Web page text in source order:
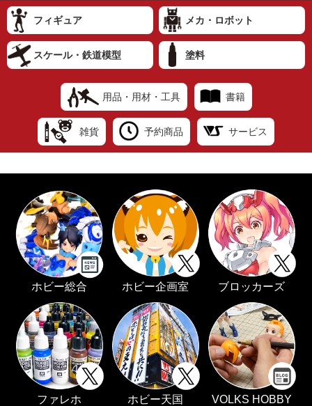
フィギュア メカ・ロボット
スケール・鉄道模型 塗料
用品・用材・工具 書籍
雑貨 予約商品 サービス
ホビー総合 ホビー企画室 ブロッカーズ
ファレホ ホビー天国
VOLKS HOBBY